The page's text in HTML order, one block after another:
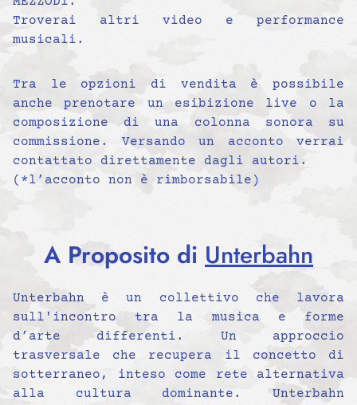
Troverai altri video e performance
musicali.
Tra le opzioni di vendita è possibile
anche prenotare un esibizione live o la
composizione di una colonna sonora su
commissione. Versando un acconto verrai
contattato direttamente dagli autori.
(*l’acconto non è rimborsabile)
A Proposito di Unterbahn
Unterbahn è un collettivo che lavora
sull'incontro tra la musica e forme
d’arte differenti. Un approccio
trasversale che recupera il concetto di
sotterraneo, inteso come rete alternativa
alla cultura dominante. Unterbahn